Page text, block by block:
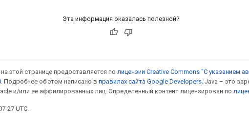
Эта информация оказалась полезной?
этой странице предоставляется по лицензии Creative Commons "С указанием
. Подробнее об этом написано в правилах сайта Google Developers . Java – это
и/или ее аффилированных лиц. Определенный контент лицензирован по
27 UTC.